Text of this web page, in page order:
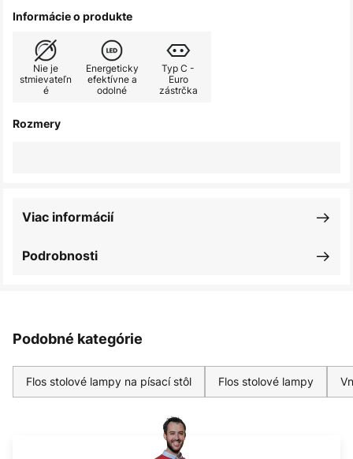
Informácie o produkte
Nie je
stmievateľn
é
Energeticky
efektívne a
odolné
Typ C -
Euro
zástrčka
Rozmery
Podrobnosti
Viac informácií
Podobné kategórie
Flos stolové lampy na písací stôl Flos stolové lampy